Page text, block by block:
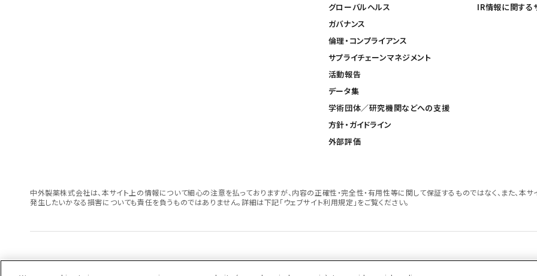
グローバルヘルス
ガバナンス
倫理・コンプライアンス
サプライチェーンマネジメント
活動報告
データ集
学術団体／研究機関などへの支援
方針・ガイドライン
外部評価
IR情報に関する
中外製薬株式会社は、本サイト上の情報について細心の注意を払っておりますが、内容の正確性・完全性・有用性等に関して保証するものではなく、また、本
発生したいかなる損害についても責任を負うものではありません。詳細は下記「ウェブサイト利用規定」をご覧ください。